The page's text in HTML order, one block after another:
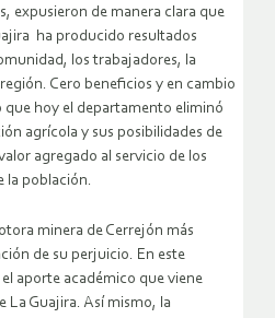
expusieron de manera clara que
ha producido resultados
los trabajadores, la
Cero beneficios y en cambio
que hoy el departamento eliminó
agrícola y sus posibilidades de
agregado al servicio de los
la población.
minera de Cerrejón más
de su perjuicio. En este
aporte académico que viene
La Guajira. Así mismo, la